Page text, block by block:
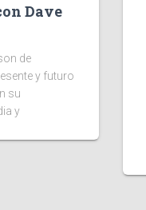
Dave
de
y futuro
su
y